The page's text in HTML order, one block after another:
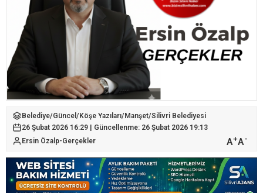
Belediye/Güncel /Köşe Yazıları/Manşet/Silivri Belediyesi
26 Şubat 2026 16:29 | Güncellenme: 26 Şubat 2026 19:13
Ersin Özalp-Gerçekler
A+A-